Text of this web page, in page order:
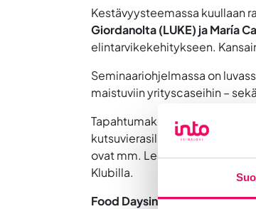
Kestävyysteemassa kuullaan
Giordanolta (LUKE) ja María
elintarvikekehitykseen.
Seminaariohjelmassa on
maistuviin yrityscaseihin –
Tapahtumakokonaisuus
kutsuvierasillallinen,
ovat mm. Leena Laitinen
Klubilla.
Food Daysinjärjestävät Into